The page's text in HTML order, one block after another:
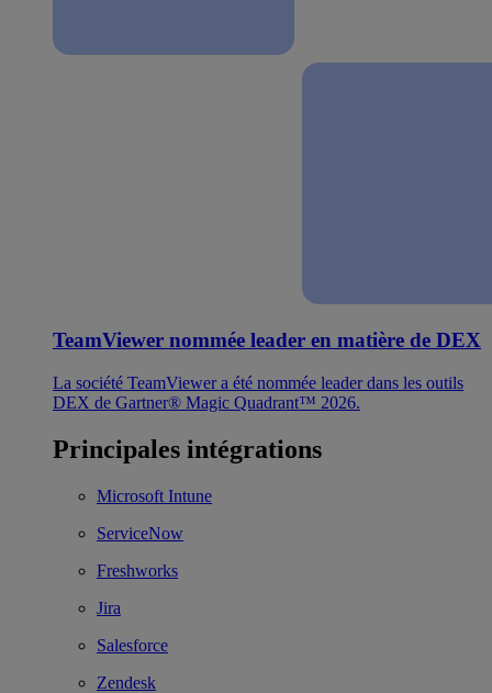
TeamViewer nommée leader en matière de DEX
La société TeamViewer a été nommée leader dans les outils
DEX de Gartner® Magic Quadrant™ 2026.
Principales intégrations
Microsoft Intune
ServiceNow
Freshworks
Jira
Salesforce
Zendesk